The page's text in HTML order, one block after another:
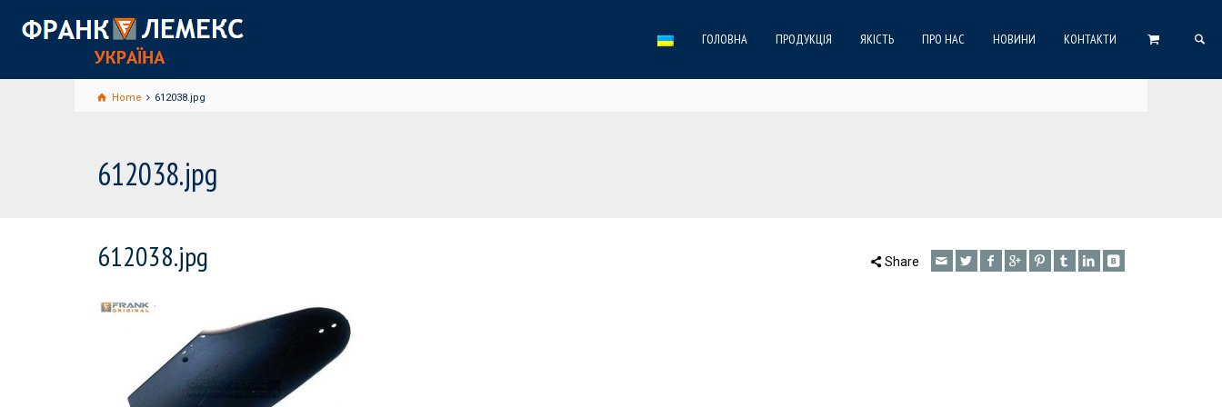
ГОЛОВНА ПРОДУКЦІЯ ЯКІСТЬ ПРО НАС НОВИНИ КОНТАКТИ
Home 612038.jpg
612038.jpg
612038.jpg Share